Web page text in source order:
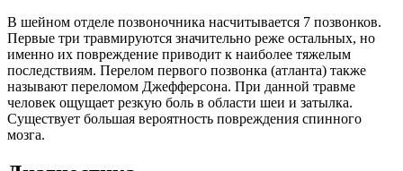
В шейном отделе позвоночника насчитывается 7 позвонков.
Первые три травмируются значительно реже остальных, но
именно их повреждение приводит к наиболее тяжелым
последствиям. Перелом первого позвонка (атланта) также
называют переломом Джефферсона. При данной травме
человек ощущает резкую боль в области шеи и затылка.
Существует большая вероятность повреждения спинного
мозга.